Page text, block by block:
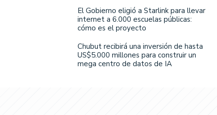
El Gobierno eligió a Starlink para llevar
internet a 6.000 escuelas públicas:
cómo es el proyecto
Chubut recibirá una inversión de hasta
US$5.000 millones para construir un
mega centro de datos de IA